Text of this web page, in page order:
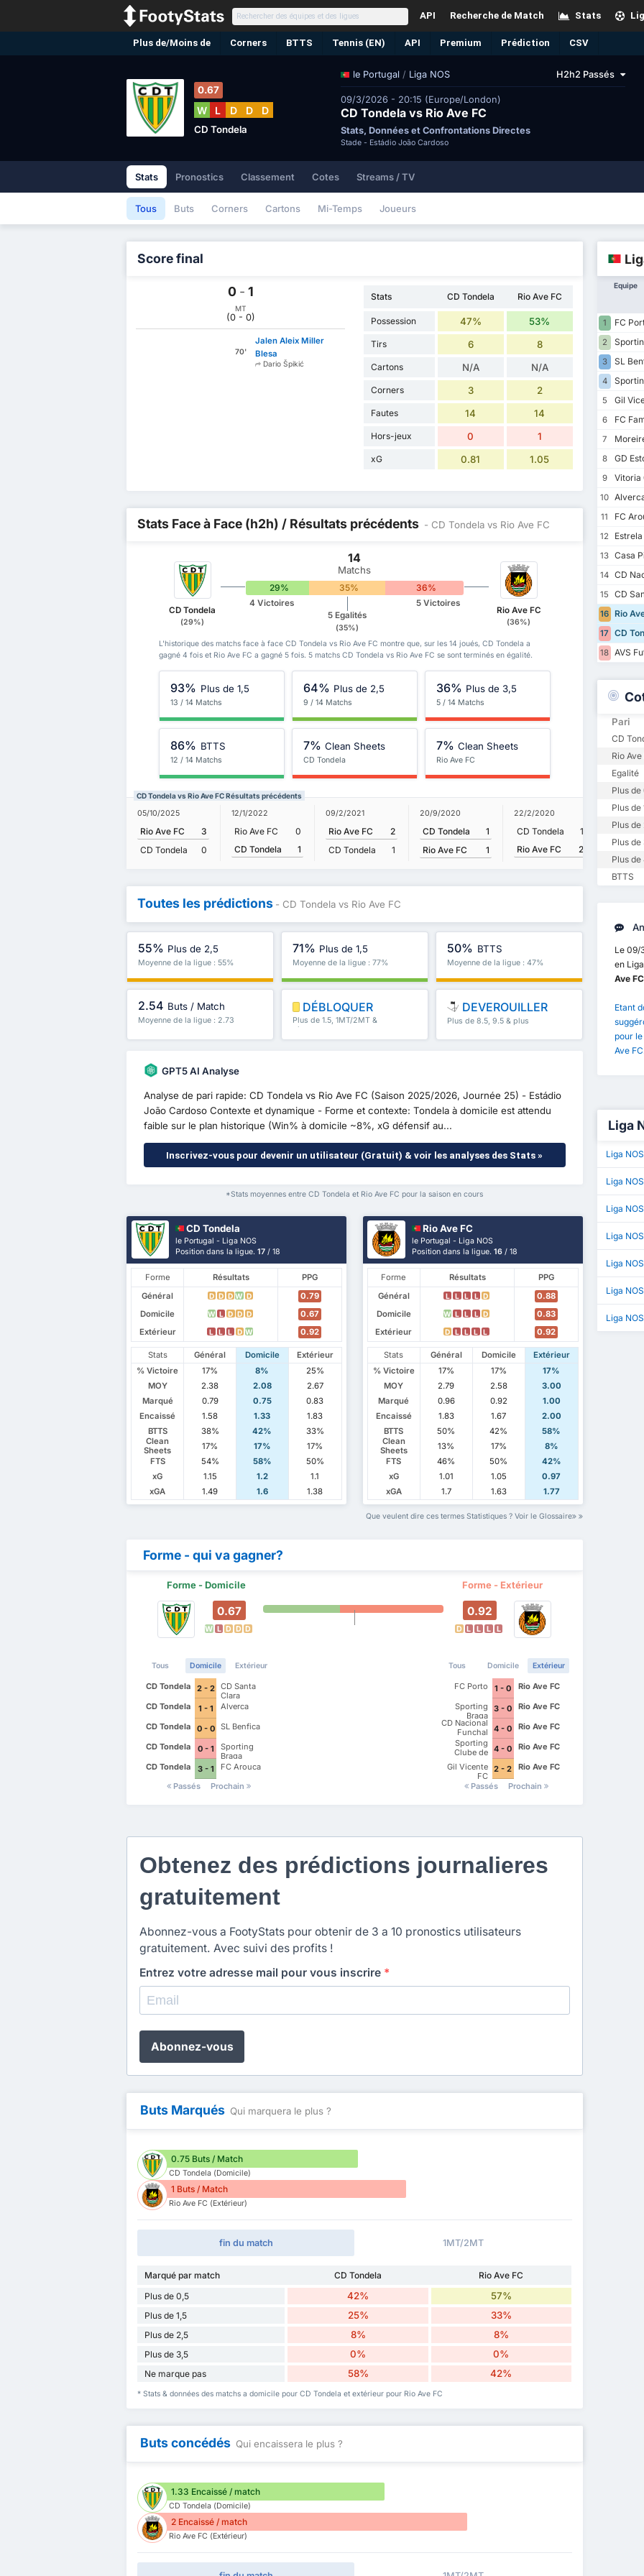
Stats
Recherche de Match
API
Plus de/Moins de Corners BTTS Tennis (EN) API Premium Prédiction CSV
le Portugal / Liga NOS H2h2 Passés
09/3/2026 - 20:15 (Europe/London)
CD Tondela vs Rio Ave FC
Stats, Données et Confrontations Directes
Stade - Estádio João Cardoso
0.67
W L D D D
CD Tondela
Stats Pronostics Classement Cotes Streams / TV
Tous Buts Corners Cartons Mi-Temps Joueurs
Score final
0 - 1
MT
(0 - 0)
70'
Jalen Aleix Miller
Blesa
Dario Špikić
Stats CD Tondela Rio Ave FC
Possession 47% 53%
Tirs 6 8
Cartons N/A N/A
Corners 3 2
Fautes 14 14
Hors-jeux 0 1
xG 0.81 1.05
Stats Face à Face (h2h) / Résultats précédents - CD Tondela vs Rio Ave FC
CD Tondela
(29%)
14
Matchs
29% 35% 36%
4 Victoires
5 Egalités
(35%)
5 Victoires
Rio Ave FC
(36%)
L'historique des matchs face à face CD Tondela vs Rio Ave FC montre que, sur les 14 joués, CD Tondela a
gagné 4 fois et Rio Ave FC a gagné 5 fois. 5 matchs CD Tondela vs Rio Ave FC se sont terminés en égalité.
93% Plus de 1,5
13 / 14 Matchs
64% Plus de 2,5
9 / 14 Matchs
36% Plus de 3,5
5 / 14 Matchs
86% BTTS
12 / 14 Matchs
7% Clean Sheets
CD Tondela
7% Clean Sheets
Rio Ave FC
CD Tondela vs Rio Ave FC Résultats précédents
05/10/2025
Rio Ave FC
3
CD Tondela
0
12/1/2022
Rio Ave FC
0
CD Tondela
1
09/2/2021
Rio Ave FC
2
CD Tondela
1
20/9/2020
CD Tondela
1
Rio Ave FC
1
22/2/2020
CD Tondela
1
Rio Ave FC
2
15/9/2019
Rio Ave
CD
Toutes les prédictions - CD Tondela vs Rio Ave FC
55% Plus de 2,5
Moyenne de la ligue : 55%
71% Plus de 1,5
Moyenne de la ligue : 77%
50% BTTS
Moyenne de la ligue : 47%
2.54 Buts / Match
Moyenne de la ligue : 2.73
DÉBLOQUER
Plus de 1.5, 1MT/2MT &
plus
DEVEROUILLER
Plus de 8.5, 9.5 & plus
GPT5 AI Analyse
Analyse de pari rapide: CD Tondela vs Rio Ave FC (Saison 2025/2026, Journée 25) - Estádio
João Cardoso Contexte et dynamique - Forme et contexte: Tondela à domicile est attendu
faible sur le plan historique (Win% à domicile ~8%, xG défensif au...
Inscrivez-vous pour devenir un utilisateur (Gratuit) & voir les analyses des Stats »
*Stats moyennes entre CD Tondela et Rio Ave FC pour la saison en cours
CD Tondela
le Portugal - Liga NOS
Position dans la ligue.17 / 18
Forme Résultats
PPG
Général
D D D W D
0.79
Domicile
W L D D D
0.67
Extérieur
L L L D W 0.92
Stats Général Domicile
Extérieur
% Victoire
17% 8%
25%
MOY
2.38 2.08
2.67
Marqué
0.79 0.75
0.83
Encaissé
1.58 1.33
1.83
BTTS
38% 42%
33%
Clean
Sheets
17% 17%
17%
FTS
54% 58%
50%
xG
1.15 1.2
1.1
xGA
1.49 1.6 1.38
Rio Ave FC
le Portugal - Liga NOS
Position dans la ligue.16 / 18
Forme Résultats
PPG
Général
L L L L D
0.88
Domicile
W L L L D
0.83
Extérieur
D L L L L 0.92
Stats Général Domicile
Extérieur
% Victoire
17% 17%
17%
MOY
2.79 2.58
3.00
Marqué
0.96 0.92
1.00
Encaissé
1.83 1.67
2.00
BTTS
50% 42%
58%
Clean
Sheets
13% 17%
8%
FTS
46% 50%
42%
xG
1.01 1.05
0.97
xGA
1.7 1.63 1.77
Que veulent dire ces termes Statistiques ? Voir le Glossaire
Forme - qui va gagner?
Forme - Domicile Forme - Extérieur
0.67
W L D D D
Tous Domicile Extérieur
CD Tondela 2 - 2
CD Santa
Clara
CD Tondela
1 - 1
Alverca
CD Tondela
0 - 0
SL Benfica
CD Tondela
0 - 1
Sporting
Braga
CD Tondela
3 - 1
FC Arouca
Passés
Prochain
0.92
D L L L L
Tous Domicile Extérieur
FC Porto 1 - 0
Rio Ave FC
Sporting
Braga
3 - 0
Rio Ave FC
CD Nacional
Funchal
4 - 0
Rio Ave FC
Sporting
Clube de
Portugal
4 - 0
Rio Ave FC
Gil Vicente
FC
2 - 2
Rio Ave FC
Passés
Prochain
Obtenez des prédictions journalieres
gratuitement
Abonnez-vous a FootyStats pour obtenir de 3 a 10 pronostics utilisateurs
gratuitement. Avec suivi des profits !
Entrez votre adresse mail pour vous inscrire *
Abonnez-vous
Buts Marqués Qui marquera le plus ?
0.75 Buts / Match
CD Tondela (Domicile)
1 Buts / Match
Rio Ave FC (Extérieur)
fin du match 1MT/2MT
Marqué par match CD Tondela
Rio Ave FC
Plus de 0,5
42% 57%
Plus de 1,5 25% 33%
Plus de 2,5 8% 8%
Plus de 3,5 0% 0%
Ne marque pas 58% 42%
* Stats & données des matchs a domicile pour CD Tondela et extérieur pour Rio Ave FC
Buts concédés Qui encaissera le plus ?
1.33 Encaissé / match
CD Tondela (Domicile)
2 Encaissé / match
Rio Ave FC (Extérieur)
Equipe
1 FC
2
3
SL
4
5
Gil
6
FC
7
8
GD
9
Vitoria
10
11
FC
12
13 Casa
14 CD
15
CD
16 Rio
17 CD
18 AVS
Pari
CD
Rio
Egalité
Plus de
Plus de
Plus de
Plus de
Plus de
BTTS
Le 09/
en
Ave FC
Etant
pour
Ave
Liga
Liga
Liga
Liga
Liga
Liga
Liga
Liga